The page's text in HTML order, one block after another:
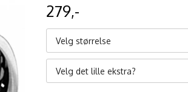
279,-
Velg størrelse
Velg det lille ekstra?